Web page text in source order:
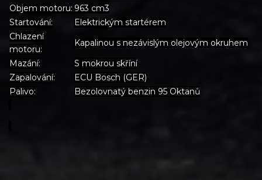
Objem motoru: 963 cm3
Startování:
Elektrickým startérem
Chlazení
motoru:
Kapalinou s nezávislým olejovým okruhem
Mazání:
S mokrou skříní
Zapalování:
ECU Bosch (GER)
Palivo:
Bezolovnatý benzin 95 Oktanů